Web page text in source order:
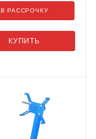
КУПИТЬ
В РАССРОЧКУ